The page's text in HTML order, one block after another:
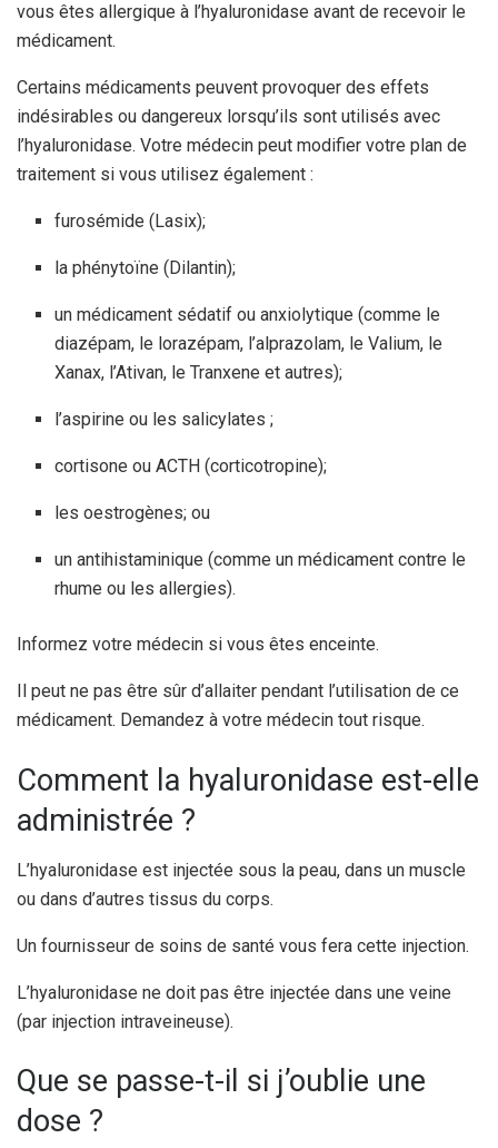
vous êtes allergique à l’hyaluronidase avant de recevoir le
médicament.
Certains médicaments peuvent provoquer des effets
indésirables ou dangereux lorsqu’ils sont utilisés avec
l’hyaluronidase. Votre médecin peut modifier votre plan de
traitement si vous utilisez également :
furosémide (Lasix);
la phénytoïne (Dilantin);
un médicament sédatif ou anxiolytique (comme le
diazépam, le lorazépam, l’alprazolam, le Valium, le
Xanax, l’Ativan, le Tranxene et autres);
l’aspirine ou les salicylates ;
cortisone ou ACTH (corticotropine);
les oestrogènes; ou
un antihistaminique (comme un médicament contre le
rhume ou les allergies).
Informez votre médecin si vous êtes enceinte.
Il peut ne pas être sûr d’allaiter pendant l’utilisation de ce
médicament. Demandez à votre médecin tout risque.
Comment la hyaluronidase est-elle
administrée ?
L’hyaluronidase est injectée sous la peau, dans un muscle
ou dans d’autres tissus du corps.
Un fournisseur de soins de santé vous fera cette injection.
L’hyaluronidase ne doit pas être injectée dans une veine
(par injection intraveineuse).
Que se passe-t-il si j’oublie une
dose ?